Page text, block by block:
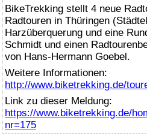
BikeTrekking stellt 4 neue
Radtouren in Thüringen
Harzüberquerung und eine
Schmidt und einen
von Hans-Hermann Goebel.
Weitere Informationen:
http://www.biketrekking.de/
Link zu dieser Meldung:
https://www.biketrekking.de/
nr=175